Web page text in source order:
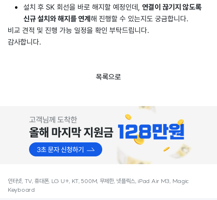
설치 후 SK 회선을 바로 해지할 예정인데, 연결이 끊기지 않도록
신규 설치와 해지를 연계해 진행할 수 있는지도 궁금합니다.
비교 견적 및 진행 가능 일정을 확인 부탁드립니다.
감사합니다.
목록으로
인터넷, TV, 휴대폰, LG U+, KT, 500M, 무제한, 넷플릭스, iPad Air M3, Magic
Keyboard